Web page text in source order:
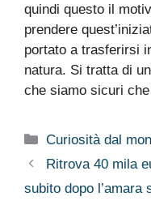
quindi questo il
prendere
portato a trasferirsi
natura. Si tratta di
che siamo sicuri
Categorie
Curiosità dal
Ritrova 40 mila
subito dopo l’amara